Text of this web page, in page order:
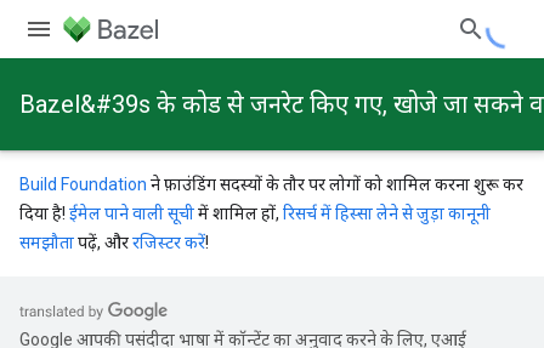
Bazel&#39s के कोड से जनरेट किए गए, खोजे जा सकने
Build Foundation ने फ़ाउंडिंग सदस्यों के तौर पर लोगों को शामिल करना शुरू कर
दिया है! ईमेल पाने वाली सूचीमें शामिल हों, रिसर्च में हिस्सा लेने से जुड़ा कानूनी
समझौतापढ़ें, औररजिस्टर करें!
Google आपकी पसंदीदा भाषा में कॉन्टेंट का अनुवाद करने के लिए, एआई